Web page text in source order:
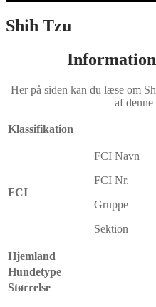
Shih Tzu
Her på siden kan du læse om
af denne
Klassifikation
FCI
FCI Navn
FCI Nr.
Gruppe
Sektion
Hjemland
Hundetype
Størrelse